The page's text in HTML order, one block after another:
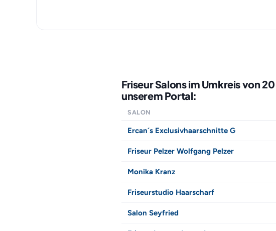
Friseur Salons im Umkreis von
unserem Portal:
SALON
Ercan´s Exclusivhaarschnitte G
Friseur Pelzer Wolfgang Pelzer
Monika Kranz
Friseurstudio Haarscharf
Salon Seyfried